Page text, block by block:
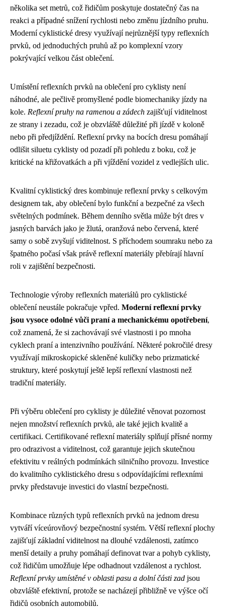
několika set metrů, což řidičům poskytuje dostatečný čas na
reakci a případné snížení rychlosti nebo změnu jízdního pruhu.
Moderní cyklistické dresy využívají nejrůznější typy reflexních
prvků, od jednoduchých pruhů až po komplexní vzory
pokrývající velkou část oblečení.
Umístění reflexních prvků na oblečení pro cyklisty není
náhodné, ale pečlivě promyšlené podle biomechaniky jízdy na
kole. Reflexní pruhy na ramenou a zádech zajišťují viditelnost
ze strany i zezadu, což je obzvláště důležité při jízdě v koloně
nebo při předjíždění. Reflexní prvky na bocích dresu pomáhají
odlišit siluetu cyklisty od pozadí při pohledu z boku, což je
kritické na křižovatkách a při vjíždění vozidel z vedlejších ulic.
Kvalitní cyklistický dres kombinuje reflexní prvky s celkovým
designem tak, aby oblečení bylo funkční a bezpečné za všech
světelných podmínek. Během denního světla může být dres v
jasných barvách jako je žlutá, oranžová nebo červená, které
samy o sobě zvyšují viditelnost. S příchodem soumraku nebo za
špatného počasí však právě reflexní materiály přebírají hlavní
roli v zajištění bezpečnosti.
Technologie výroby reflexních materiálů pro cyklistické
oblečení neustále pokračuje vpřed. Moderní reflexní prvky
jsou vysoce odolné vůči praní a mechanickému opotřebení,
což znamená, že si zachovávají své vlastnosti i po mnoha
cyklech praní a intenzivního používání. Některé pokročilé dresy
využívají mikroskopické skleněné kuličky nebo prizmatické
struktury, které poskytují ještě lepší reflexní vlastnosti než
tradiční materiály.
Při výběru oblečení pro cyklisty je důležité věnovat pozornost
nejen množství reflexních prvků, ale také jejich kvalitě a
certifikaci. Certifikované reflexní materiály splňují přísné normy
pro odrazivost a viditelnost, což garantuje jejich skutečnou
efektivitu v reálných podmínkách silničního provozu. Investice
do kvalitního cyklistického dresu s odpovídajícími reflexními
prvky představuje investici do vlastní bezpečnosti.
Kombinace různých typů reflexních prvků na jednom dresu
vytváří víceúrovňový bezpečnostní systém. Větší reflexní plochy
zajišťují základní viditelnost na dlouhé vzdálenosti, zatímco
menší detaily a pruhy pomáhají definovat tvar a pohyb cyklisty,
což řidičům umožňuje lépe odhadnout vzdálenost a rychlost.
Reflexní prvky umístěné v oblasti pasu a dolní části zad jsou
obzvláště efektivní, protože se nacházejí přibližně ve výšce očí
řidičů osobních automobilů.